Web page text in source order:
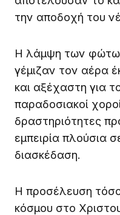
την αποδοχή του
Η λάμψη των
γέμιζαν τον αέρα
και αξέχαστη για
παραδοσιακοί
δραστηριότητες
εμπειρία πλούσια
διασκέδαση.
Η προσέλευση
κόσμου στο